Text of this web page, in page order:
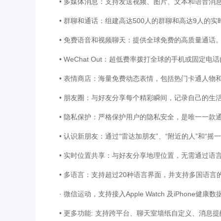
• 群聊和通话：组建高达500人的群聊和高达9人的实
• 免费语音和视频聊天：提供全球免费的高质量通话
• WeChat Out：超低费率拨打全球的手机或固定电话
• 表情商店：海量免费动态表情，包括热门卡通人物
• 朋友圈：与好友分享每个精彩瞬间，记录自己的生
• 隐私保护：严格保护用户的隐私安全，是唯一一款
• 认识新朋友：通过“雷达加朋友”、“附近的人”和“摇
• 实时位置共享：与好友分享地理位置，无需通过语
• 多语言：支持超过20种语言界面，并支持多国语言
· 微信运动，支持接入Apple Watch 及iPhone健康数
• 更多功能: 支持跨平台、聊天室墙纸自定义、消息提